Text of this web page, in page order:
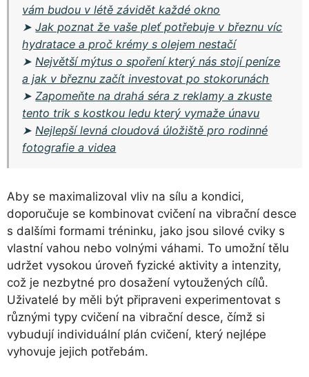
vám budou v létě závidět každé okno
➤Jak poznat že vaše pleť potřebuje v březnu víc
hydratace a proč krémy s olejem nestačí
➤ Největší mýtus o spoření který nás stojí peníze
a jak v březnu začít investovat po stokorunách
➤Zapomeňte na drahá séra z reklamy a zkuste
tento trik s kostkou ledu který vymaže únavu
➤ Nejlepší levná cloudová úložiště pro rodinné
fotografie a videa
Aby se maximalizoval vliv na sílu a kondici,
doporučuje se kombinovat cvičení na vibrační desce
s dalšími formami tréninku, jako jsou silové cviky s
vlastní vahou nebo volnými váhami. To umožní tělu
udržet vysokou úroveň fyzické aktivity a intenzity,
což je nezbytné pro dosažení vytoužených cílů.
Uživatelé by měli být připraveni experimentovat s
různými typy cvičení na vibrační desce, čímž si
vybudují individuální plán cvičení, který nejlépe
vyhovuje jejich potřebám.